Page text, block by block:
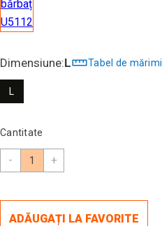
Dimensiune:L Tabel de mărimi
L
Cantitate
- +
ADĂUGAȚI LA FAVORITE